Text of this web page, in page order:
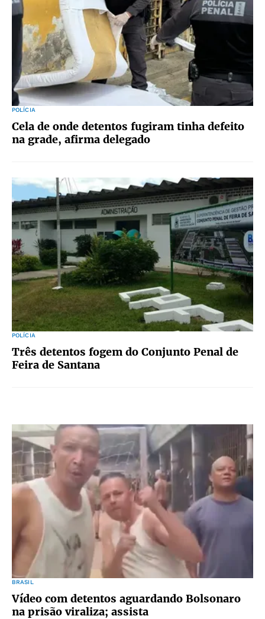
POLÍCIA
Cela de onde detentos fugiram tinha defeito
na grade, afirma delegado
POLÍCIA
Três detentos fogem do Conjunto Penal de
Feira de Santana
BRASIL
Vídeo com detentos aguardando Bolsonaro
na prisão viraliza; assista